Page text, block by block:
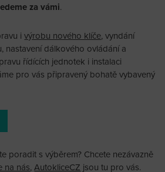
za vámi.
ivýrobu nového klíče, vyndání
nastavení dálkového ovládání a
řídících jednotek i instalaci
pro vás připravený bohatě vybavený
poradit s výběrem? Chcete nezávazně
na nás,AutokliceCZ jsou tu pro vás.